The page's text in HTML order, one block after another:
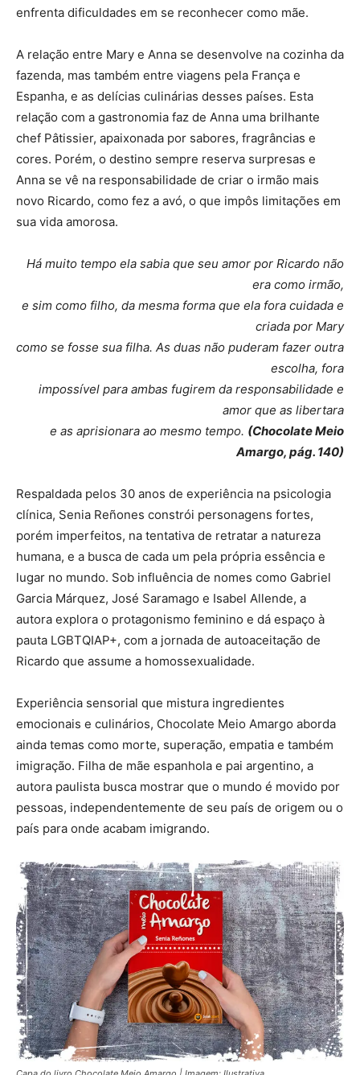
enfrenta dificuldades em se reconhecer como mãe.
A relação entre Mary e Anna se desenvolve na cozinha da
fazenda, mas também entre viagens pela França e
Espanha, e as delícias culinárias desses países. Esta
relação com a gastronomia faz de Anna uma brilhante
chef Pâtissier, apaixonada por sabores, fragrâncias e
cores. Porém, o destino sempre reserva surpresas e
Anna se vê na responsabilidade de criar o irmão mais
novo Ricardo, como fez a avó, o que impôs limitações em
sua vida amorosa.
Há muito tempo ela sabia que seu amor por Ricardo não
era como irmão,
e sim como filho, da mesma forma que ela fora cuidada e
criada por Mary
como se fosse sua filha. As duas não puderam fazer outra
escolha, fora
impossível para ambas fugirem da responsabilidade e
amor que as libertara
e as aprisionara ao mesmo tempo. (Chocolate Meio
Amargo, pág. 140)
Respaldada pelos 30 anos de experiência na psicologia
clínica, Senia Reñones constrói personagens fortes,
porém imperfeitos, na tentativa de retratar a natureza
humana, e a busca de cada um pela própria essência e
lugar no mundo. Sob influência de nomes como Gabriel
Garcia Márquez, José Saramago e Isabel Allende, a
autora explora o protagonismo feminino e dá espaço à
pauta LGBTQIAP+, com a jornada de autoaceitação de
Ricardo que assume a homossexualidade.
Experiência sensorial que mistura ingredientes
emocionais e culinários, Chocolate Meio Amargo aborda
ainda temas como morte, superação, empatia e também
imigração. Filha de mãe espanhola e pai argentino, a
autora paulista busca mostrar que o mundo é movido por
pessoas, independentemente de seu país de origem ou o
país para onde acabam imigrando.